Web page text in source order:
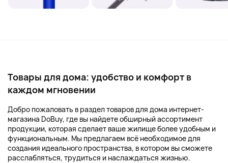
Товары для дома: удобство и комфорт в
каждом мгновении
Добро пожаловать в раздел товаров для дома интернет-
магазина DoBuy, где вы найдете обширный ассортимент
продукции, которая сделает ваше жилище более удобным и
функциональным. Мы предлагаем всё необходимое для
создания идеального пространства, в котором вы сможете
расслабляться, трудиться и наслаждаться жизнью.